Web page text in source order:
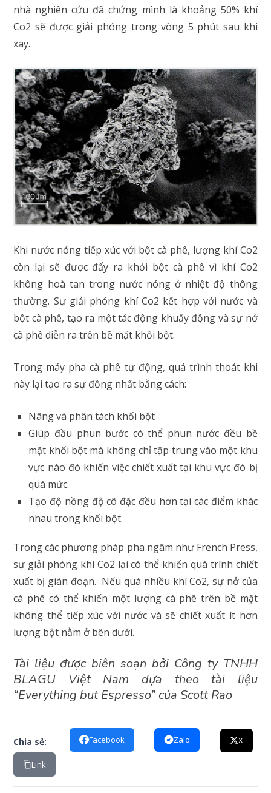
nhà nghiên cứu đã chứng mình là khoảng 50% khí
Co2 sẽ được giải phóng trong vòng 5 phút sau khi
xay.
Khi nước nóng tiếp xúc với bột cà phê, lượng khí Co2
còn lại sẽ được đẩy ra khỏi bột cà phê vì khí Co2
không hoà tan trong nước nóng ở nhiệt độ thông
thường. Sự giải phóng khí Co2 kết hợp với nước và
bột cà phê, tạo ra một tác động khuấy động và sự nở
cà phê diễn ra trên bề mặt khối bột.
Trong máy pha cà phê tự động, quá trình thoát khi
này lại tạo ra sự đồng nhất bằng cách:
Nâng và phân tách khối bột
Giúp đầu phun bước có thể phun nước đều bề
mặt khối bột mà không chỉ tập trung vào một khu
vực nào đó khiến việc chiết xuất tại khu vực đó bị
quá mức.
Tạo độ nồng độ cô đặc đều hơn tại các điểm khác
nhau trong khối bột.
Trong các phương pháp pha ngâm như French Press,
sự giải phóng khí Co2 lại có thể khiến quá trình chiết
xuất bị gián đoạn. Nếu quá nhiều khí Co2, sự nở của
cà phê có thể khiến một lượng cà phê trên bề mặt
không thể tiếp xúc với nước và sẽ chiết xuất ít hơn
lượng bột nằm ở bên dưới.
Tài liệu được biên soạn bởi Công ty TNHH
BLAGU Việt Nam dựa theo tài liệu
“Everything but Espresso” của Scott Rao
Chia sẻ: Facebook Zalo X
Link